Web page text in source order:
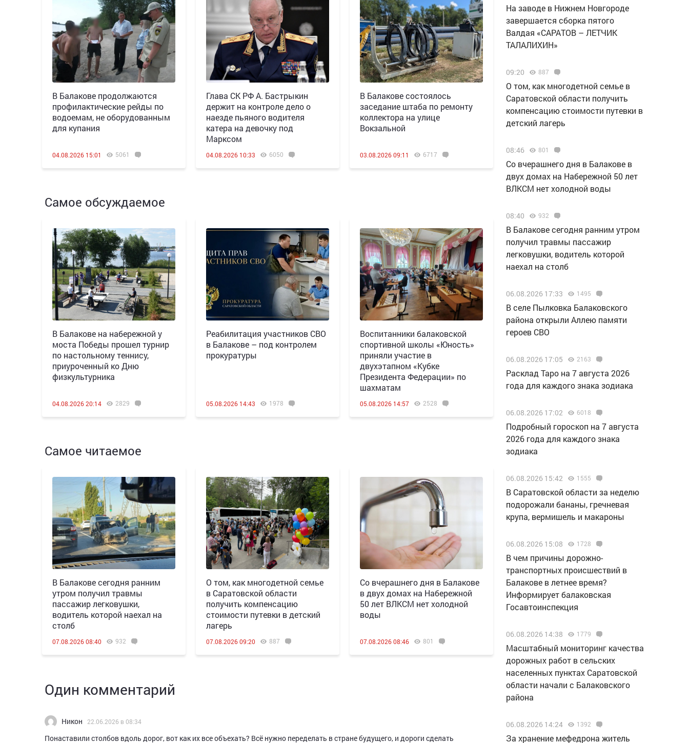
В Балакове продолжаются
профилактические рейды по
водоемам, не оборудованным
для купания
04.08.2026 15:01 5061
Глава СК РФ А. Бастрыкин
держит на контроле дело о
наезде пьяного водителя
катера на девочку под
Марксом
04.08.2026 10:33 6050
В Балакове состоялось
заседание штаба по ремонту
коллектора на улице
Вокзальной
03.08.2026 09:11 6717
Самое обсуждаемое
В Балакове на набережной у
моста Победы прошел турнир
по настольному теннису,
приуроченный ко Дню
физкультурника
04.08.2026 20:14 2829
Реабилитация участников СВО
в Балакове – под контролем
прокуратуры
05.08.2026 14:43 1978
Воспитанники балаковской
спортивной школы «Юность»
приняли участие в
двухэтапном «Кубке
Президента Федерации» по
шахматам
05.08.2026 14:57 2528
Самое читаемое
В Балакове сегодня ранним
утром получил травмы
пассажир легковушки,
водитель которой наехал на
столб
07.08.2026 08:40 932
О том, как многодетной семье
в Саратовской области
получить компенсацию
стоимости путевки в детский
лагерь
07.08.2026 09:20 887
Со вчерашнего дня в Балакове
в двух домах на Набережной
50 лет ВЛКСМ нет холодной
воды
07.08.2026 08:46 801
Один комментарий
Никон 22.06.2026 в 08:34
Понаставили столбов вдоль дорог, вот как их все объехать? Всё нужно переделать в стране будущего, и дороги сделать
Н️а заводе в Нижнем Новгороде
завершается сборка пятого
Валдая «САРАТОВ – ЛЕТЧИК
ТАЛАЛИХИН»
09:20 887
О том, как многодетной семье в
Саратовской области получить
компенсацию стоимости путевки в
детский лагерь
08:46 801
Со вчерашнего дня в Балакове в
двух домах на Набережной 50 лет
ВЛКСМ нет холодной воды
08:40 932
В Балакове сегодня ранним утром
получил травмы пассажир
легковушки, водитель которой
наехал на столб
06.08.2026 17:33 1495
В селе Пылковка Балаковского
района открыли Аллею памяти
героев СВО
06.08.2026 17:05 2163
Расклад Таро на 7 августа 2026
года для каждого знака зодиака
06.08.2026 17:02 6018
Подробный гороскоп на 7 августа
2026 года для каждого знака
зодиака
06.08.2026 15:42 1555
В Саратовской области за неделю
подорожали бананы, гречневая
крупа, вермишель и макароны
06.08.2026 15:08 1728
В чем причины дорожно-
транспортных происшествий в
Балакове в летнее время?
Информирует балаковская
Госавтоинспекция
06.08.2026 14:38 1779
Масштабный мониторинг качества
дорожных работ в сельских
населенных пунктах Саратовской
области начали с Балаковского
района
06.08.2026 14:24 1392
За хранение мефедрона житель